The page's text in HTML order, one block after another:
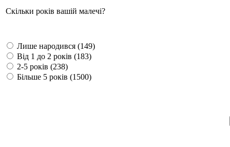
Скільки років вашій малечі?
Лише народився (149)
Від 1 до 2 років (183)
2-5 років (238)
Більше 5 років (1500)